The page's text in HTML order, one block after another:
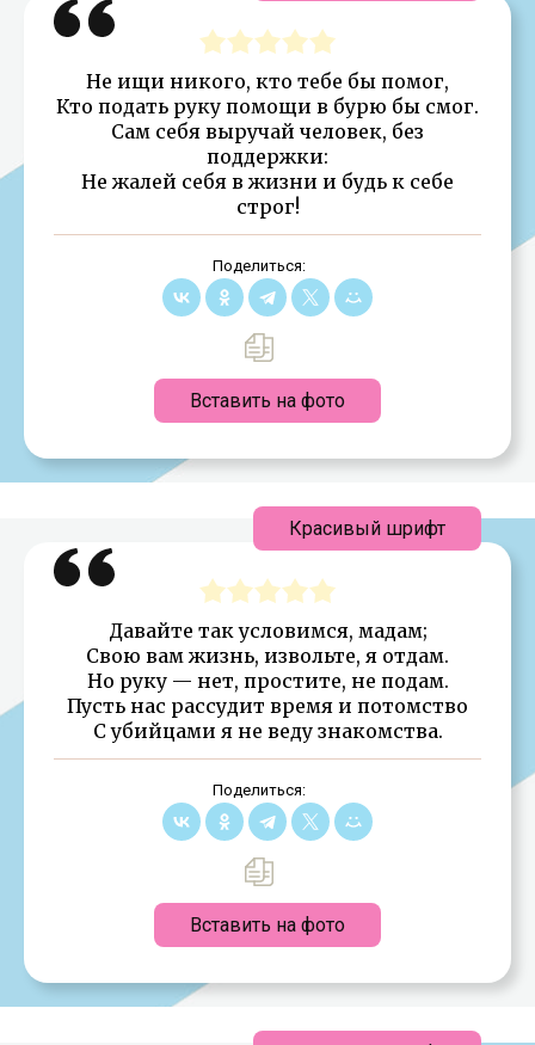
Не ищи никого, кто тебе бы помог,
Кто подать руку помощи в бурю бы смог.
Сам себя выручай человек, без
поддержки:
Не жалей себя в жизни и будь к себе
строг!
Поделиться:
Вставить на фото
Давайте так условимся, мадам;
Свою вам жизнь, извольте, я отдам.
Но руку — нет, простите, не подам.
Пусть нас рассудит время и потомство
С убийцами я не веду знакомства.
Поделиться:
Вставить на фото
Красивый шрифт